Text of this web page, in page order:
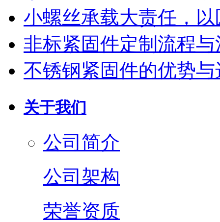
小螺丝承载大责任，
非标紧固件定制流程
不锈钢紧固件的优势
关于我们
公司简介
公司架构
荣誉资质